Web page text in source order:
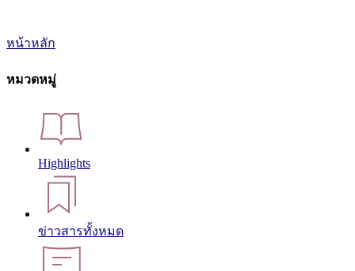
หน้าหลัก
หมวดหมู่
Highlights
ข่าวสารทั้งหมด